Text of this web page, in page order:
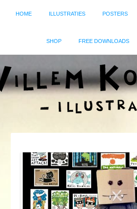
HOME ILLUSTRATIES POSTERS
SHOP FREE DOWNLOADS